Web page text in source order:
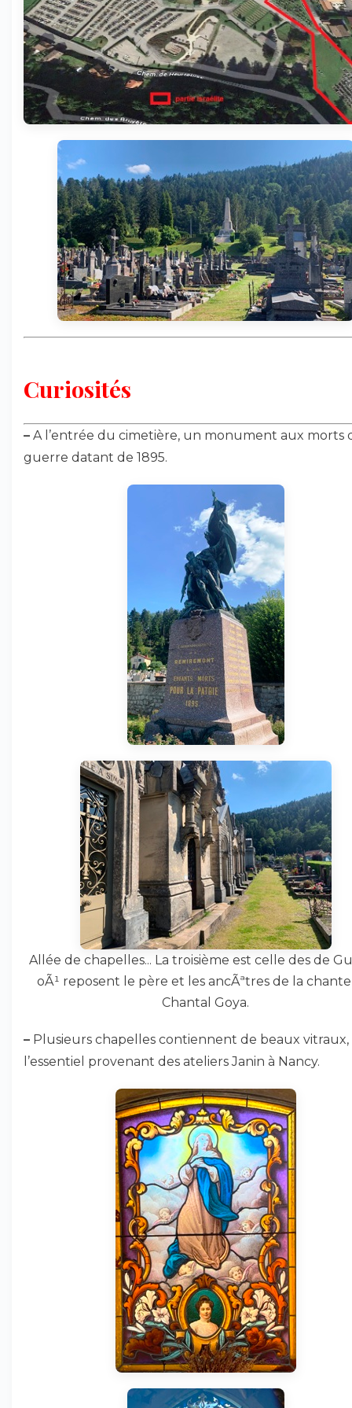
Curiosités
– A l’entrée du cimetière, un monument aux morts
guerre datant de 1895.
Allée de chapelles... La troisième est celle des de
oÃ¹ reposent le père et les ancÃªtres de la
Chantal Goya.
– Plusieurs chapelles contiennent de beaux
l’essentiel provenant des ateliers Janin à Nancy.